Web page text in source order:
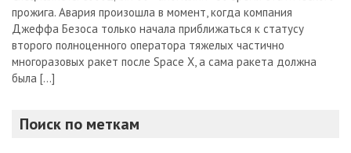
прожига. Авария произошла в момент, когда компания
Джеффа Безоса только начала приближаться к статусу
второго полноценного оператора тяжелых частично
многоразовых ракет после Space X, а сама ракета должна
была […]
Поиск по меткам